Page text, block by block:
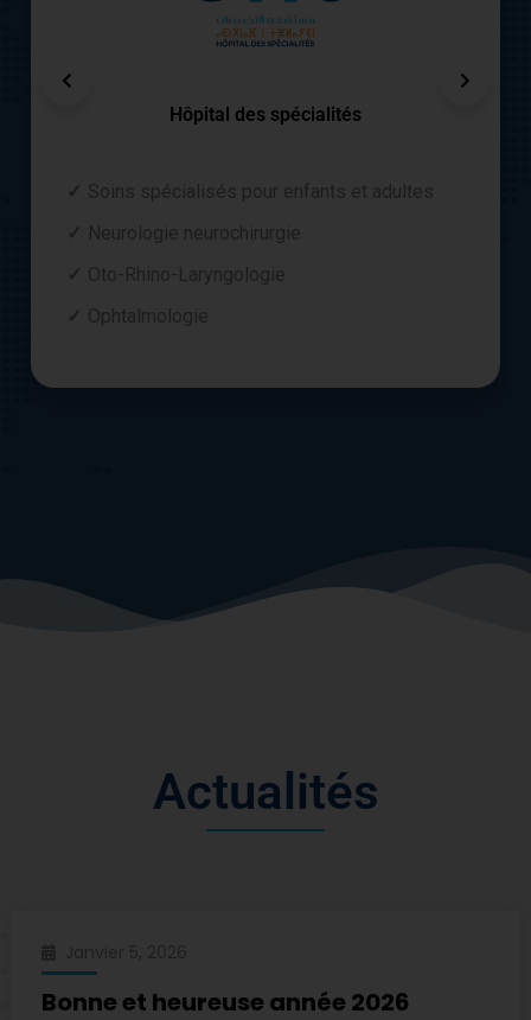
Hôpital des spécialités
Soins spécialisés pour enfants et adultes
Neurologie neurochirurgie
Oto-Rhino-Laryngologie
Ophtalmologie
Actua ités
Bonne et heureuse année 2026